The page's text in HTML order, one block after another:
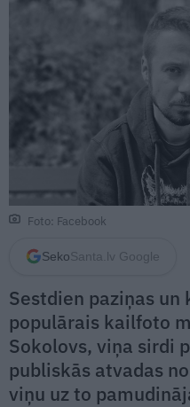
Foto: Facebook
Seko Santa.lv Google
Sestdien paziņas
populārais kailfoto
Sokolovs, viņa sirdi
publiskās atvadas
viņu uz to